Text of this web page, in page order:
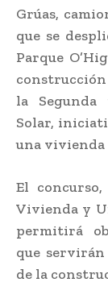
Grúas,
que se
Parque
la Segunda
Solar,
una vivienda
El
Vivienda y
permitirá
que
de la